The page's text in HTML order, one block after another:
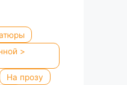
>
На прозу